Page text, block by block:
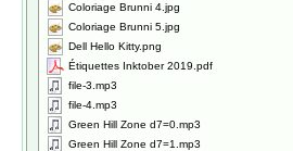
Coloriage Brunni 4.jpg
Coloriage Brunni 5.jpg
Dell Hello Kitty.png
Étiquettes Inktober 2019.pdf
file-3.mp3
file-4.mp3
Green Hill Zone d7=0.mp3
Green Hill Zone d7=1.mp3